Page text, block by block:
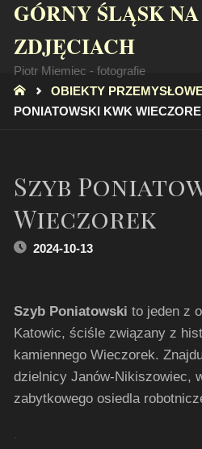
GÓRNY ŚLĄSK NA
ZDJĘCIACH
Piotr Miemiec - fotografie
STRONA
GŁÓWNA
OBIEKTY
PONIATOWSKI KWK
Szyb
Wieczorek
2024-10-13
Szyb Poniatowski to jeden z
Katowic, ściśle związany z
kamiennego Wieczorek.
dzielnicy Janów-Nikiszowiec,
zabytkowego osiedla